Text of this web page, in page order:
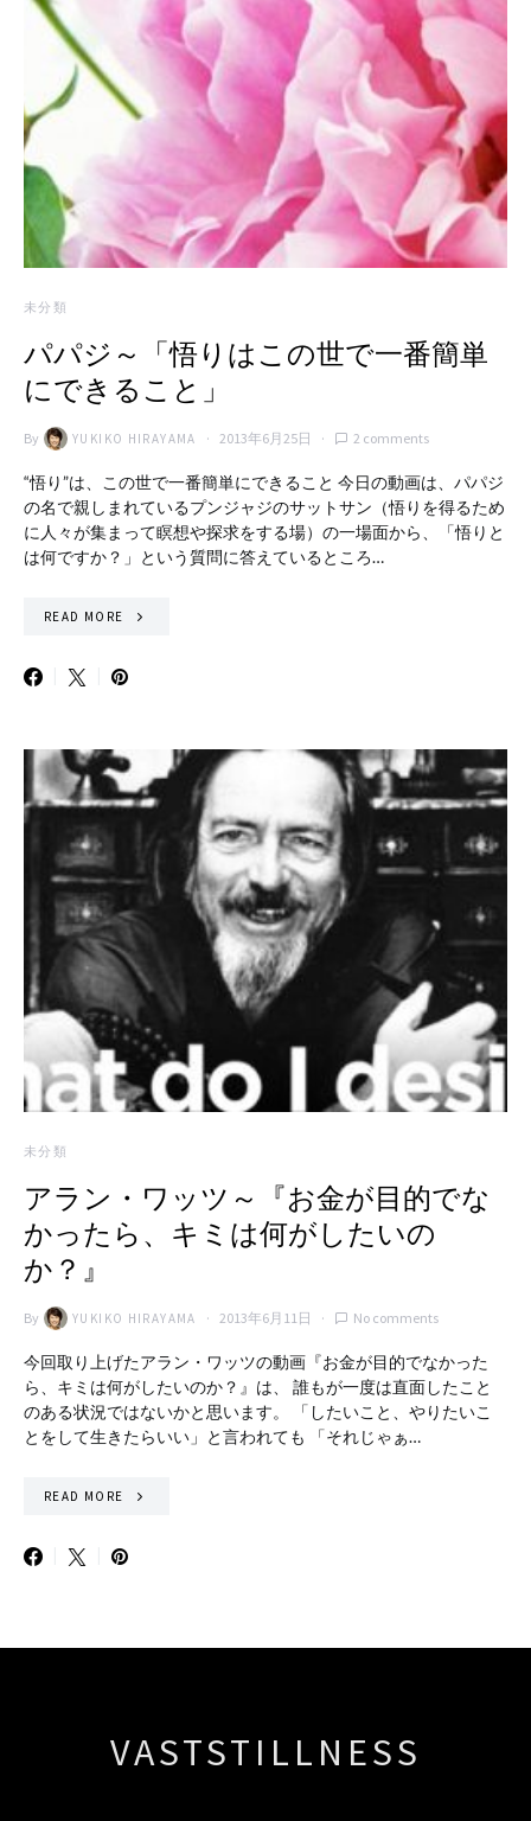
未分類
パパジ～「悟りはこの世で一番簡単
にできること」
By YUKIKO HIRAYAMA 2013年6月25日 2 comments
“悟り”は、この世で一番簡単にできること 今日の動画は、パパジ
の名で親しまれているプンジャジのサットサン（悟りを得るため
に人々が集まって瞑想や探求をする場）の一場面から、「悟りと
は何ですか？」という質問に答えているところ…
READ MORE
未分類
アラン・ワッツ～『お金が目的でな
かったら、キミは何がしたいの
か？』
By YUKIKO HIRAYAMA 2013年6月11日 No comments
今回取り上げたアラン・ワッツの動画『お金が目的でなかった
ら、キミは何がしたいのか？』は、 誰もが一度は直面したこと
のある状況ではないかと思います。 「したいこと、やりたいこ
とをして生きたらいい」と言われても 「それじゃぁ…
READ MORE
VASTSTILLNESS